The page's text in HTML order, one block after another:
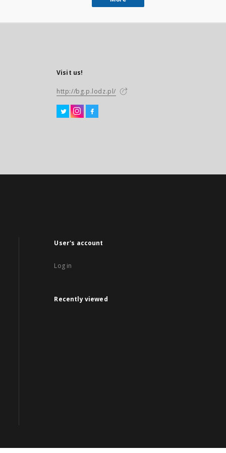
Visit us!
http://bg.p.lodz.pl/
User's account
Log in
Recently viewed